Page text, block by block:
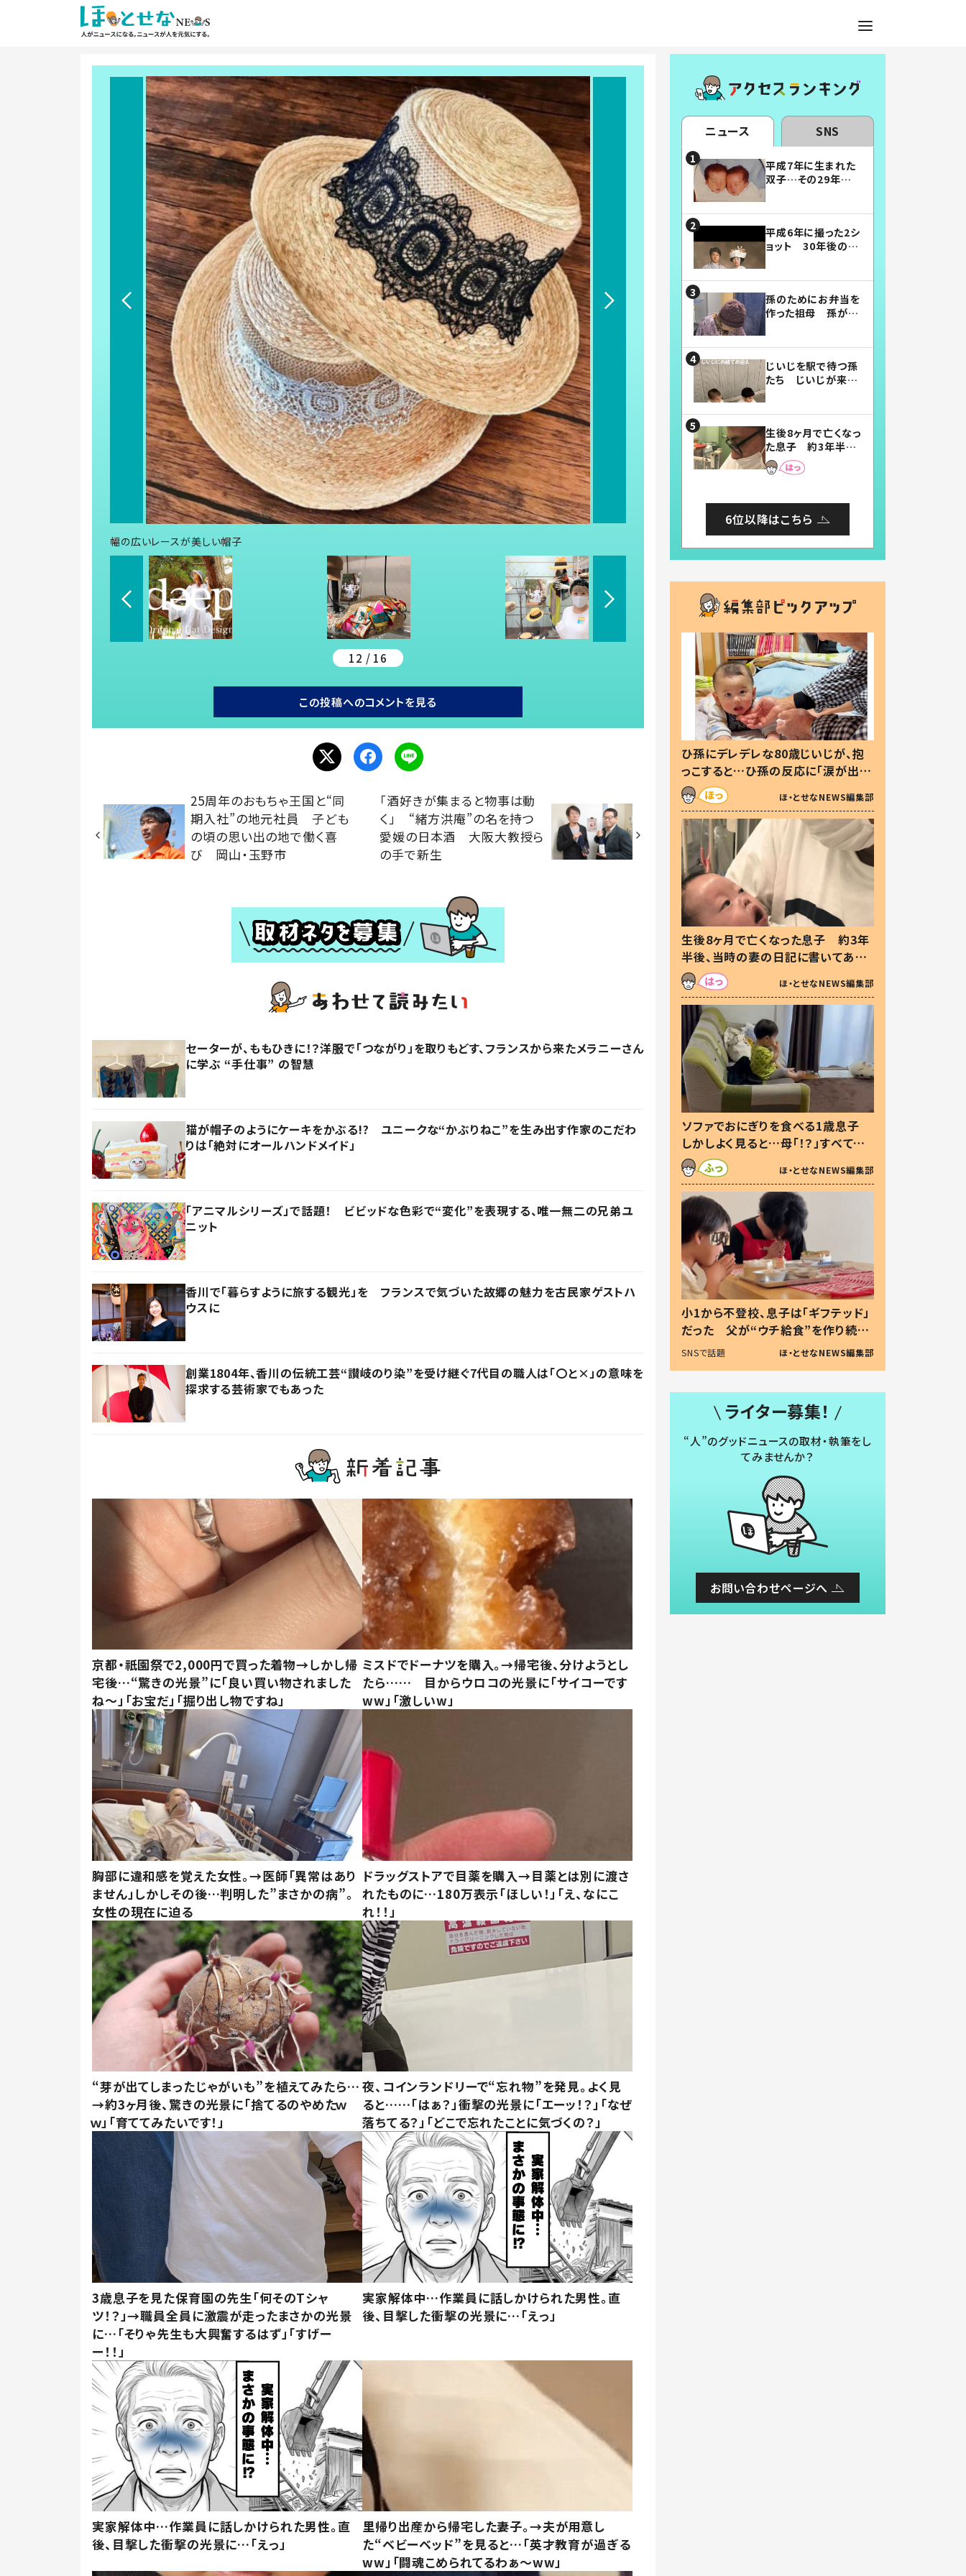
幅の広いレースが美しい帽子
12 / 16
この投稿へのコメントを見る
25周年のおもちゃ王国と“同
期入社”の地元社員 子ども
の頃の思い出の地で働く喜
び 岡山・玉野市
「酒好きが集まると物事は動
く」 “緒方洪庵”の名を持つ
愛媛の日本酒 大阪大教授ら
の手で新生
セーターが、ももひきに！？洋服で「つながり」を取りもどす、フランスから来たメラニーさん
に学ぶ “手仕事” の智慧
猫が帽子のようにケーキをかぶる!? ユニークな“かぶりねこ”を生み出す作家のこだわ
りは「絶対にオールハンドメイド」
「アニマルシリーズ」で話題！ ビビッドな色彩で“変化”を表現する、唯一無二の兄弟ユ
ニット
香川で「暮らすように旅する観光」を フランスで気づいた故郷の魅力を古民家ゲストハ
ウスに
創業1804年、香川の伝統工芸“讃岐のり染”を受け継ぐ7代目の職人は「〇と×」の意味を
探求する芸術家でもあった
京都・祇園祭で2,000円で買った着物→しかし帰
宅後…“驚きの光景”に「良い買い物されました
ね～」「お宝だ」「掘り出し物ですね」
ミスドでドーナツを購入。→帰宅後、分けようとし
たら…… 目からウロコの光景に「サイコーです
ww」「激しいw」
胸部に違和感を覚えた女性。→医師「異常はあり
ません」しかしその後…判明した”まさかの病”。
女性の現在に迫る
ドラッグストアで目薬を購入→目薬とは別に渡さ
れたものに…180万表示「ほしい！」「え、なにこ
れ！！」
“芽が出てしまったじゃがいも”を植えてみたら…
→約3ヶ月後、驚きの光景に「捨てるのやめたｗ
ｗ」「育ててみたいです！」
夜、コインランドリーで“忘れ物”を発見。よく見
ると……「はぁ？」衝撃の光景に「エーッ！？」「なぜ
落ちてる？」「どこで忘れたことに気づくの？」
3歳息子を見た保育園の先生「何そのTシャ
ツ！？」→職員全員に激震が走ったまさかの光景
に…「そりゃ先生も大興奮するはず」「すげー
ー！！」
実家解体中…作業員に話しかけられた男性。直
後、目撃した衝撃の光景に…「えっ」
実家解体中…作業員に話しかけられた男性。直
後、目撃した衝撃の光景に…「えっ」
里帰り出産から帰宅した妻子。→夫が用意し
た“ベビーベッド”を見ると…「英才教育が過ぎる
ww」「闘魂こめられてるわぁ～ww」
ニュース SNS
平成7年に生まれた
双子…その29年後
平成6年に撮った2シ
ョット 30年後の姿
孫のためにお弁当を
作った祖母 孫が絶
じいじを駅で待つ孫
たち じいじが来た
まらない」「幸せにな
れる」
生後8ヶ月で亡くなっ
た息子 約3年半
後、当時の妻の日記
に書いてあった本音
6位以降はこちら
ひ孫にデレデレな80歳じいじが、抱
っこすると…ひ孫の反応に「涙が出ま
した」「可愛くて仕方ない」
ほ・とせなNEWS編集部
生後8ヶ月で亡くなった息子 約3年
半後、当時の妻の日記に書いてあっ
た本音とは
ほ・とせなNEWS編集部
ソファでおにぎりを食べる1歳息子
しかしよく見ると…母「！？」すべてを
察した母の投稿に「可愛いから許
す！」「現行犯〜」
ほ・とせなNEWS編集部
小1から不登校、息子は「ギフテッド」
だった 父が“ウチ給食”を作り続け
る理由とは #令和の親 #令和の子
SNSで話題 ほ・とせなNEWS編集部
ライター募集！
“人”のグッドニュースの取材・執筆をし
てみませんか？
お問い合わせページへ